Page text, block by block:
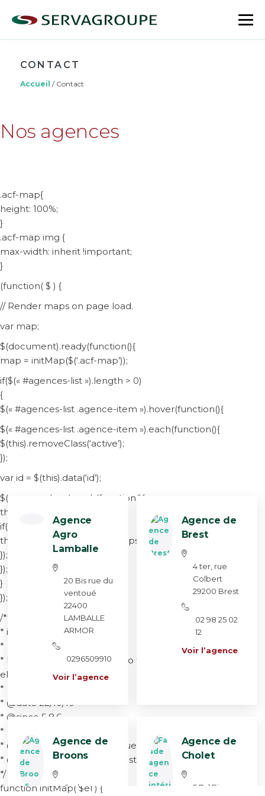
CONTACT
Accueil / Contact
Nos agences
.acf-map{
height: 100%;
}
.acf-map img {
max-width: inherit !important;
}
(function( $ ) {
// Render maps on page load.
var map;
$(document).ready(function(){
map = initMap($(‘.acf-map’));
if($(« #agences-list »).length > 0)
{
$(« #agences-list .agence-item »).hover(function(){
$(« #agences-list .agence-item »).each(function(){
$(this).removeClass(‘active’);
});
var id = $(this).data(‘id’);
$(map.markers).each(function(){
this.setAnimation(null);
if(this.get(‘id’) == id)
this.setAnimation(google.maps.Animation.BOUNCE);
});
});
}
});
/**
* initMap
*
* Renders a Google Map onto the selected jQuery
element
*
* @date 22/10/19
* @since 5.8.6
*
* @param jQuery $el The jQuery element.
* @return object The map instance.
*/
function initMap( $el ) {
Agence
Agro
Lamballe
v
20 Bis rue du
ventoué
22400
LAMBALLE
ARMOR
s
0296509910
Voir l’agence
Agence de
Brest
v
4 ter, rue
Colbert
29200 Brest
s
02 98 25 02
12
Voir l’agence
Agence de
Broons
v
6, place
Agence de
Cholet
v
5 Bd Pierre